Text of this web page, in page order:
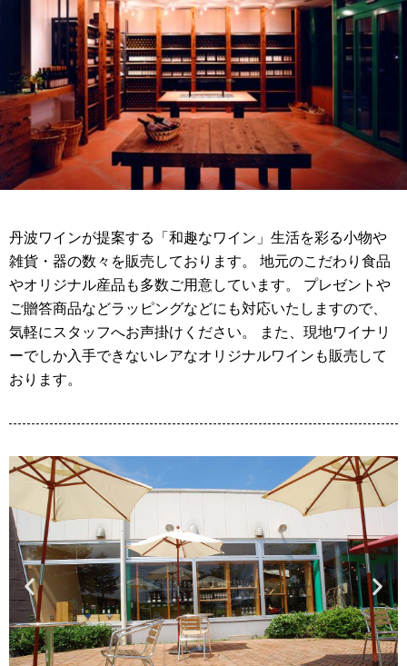
丹波ワインが提案する「和趣なワイン」生活を彩る小物や
雑貨・器の数々を販売しております。 地元のこだわり食品
やオリジナル産品も多数ご用意しています。 プレゼントや
ご贈答商品などラッピングなどにも対応いたしますので、
気軽にスタッフへお声掛けください。 また、現地ワイナリ
ーでしか入手できないレアなオリジナルワインも販売して
おります。